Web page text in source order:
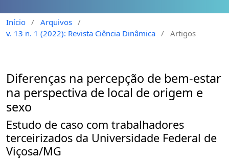
Início / Arquivos /
v. 13 n. 1 (2022): Revista Ciência Dinâmica / Artigos
Diferenças na percepção de bem-estar
na perspectiva de local de origem e
sexo
Estudo de caso com trabalhadores
terceirizados da Universidade Federal de
Viçosa/MG